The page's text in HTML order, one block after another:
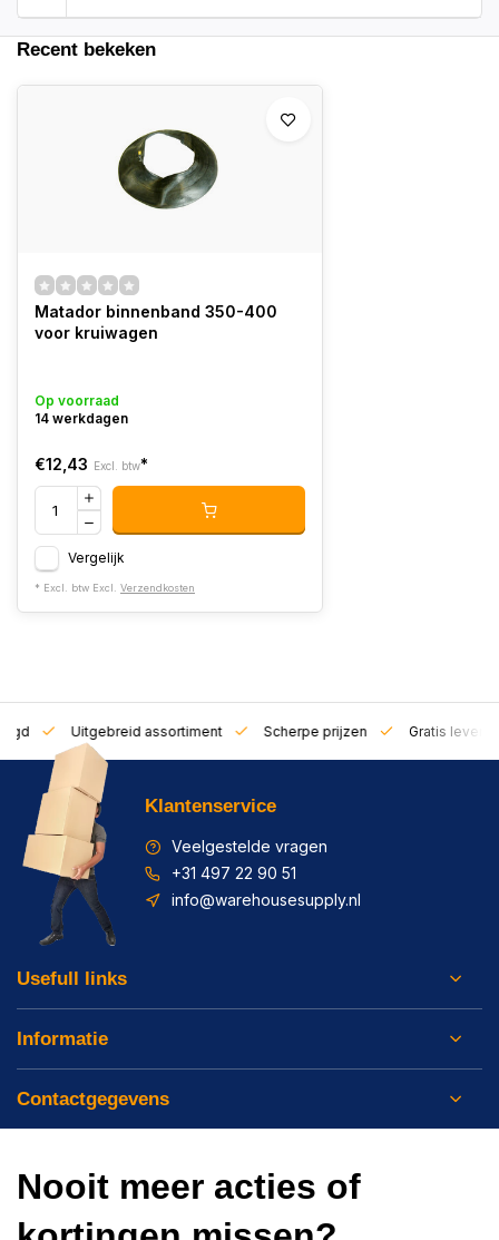
Recent bekeken
Matador binnenband 350-400
voor kruiwagen
Op voorraad
14 werkdagen
€12,43 Excl. btw*
Vergelijk
* Excl. btw Excl. Verzendkosten
Uitgebreid assortiment Scherpe prijzen Gratis
Klantenservice
Veelgestelde vragen
+31 497 22 90 51
info@warehousesupply.nl
Usefull links
Informatie
Contactgegevens
Nooit meer acties of